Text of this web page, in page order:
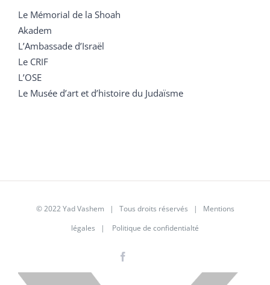
Le Mémorial de la Shoah
Akadem
L’Ambassade d’Israël
Le CRIF
L’OSE
Le Musée d’art et d’histoire du Judaïsme
© 2022 Yad Vashem | Tous droits réservés | Mentions
légales | Politique de confidentialté
X